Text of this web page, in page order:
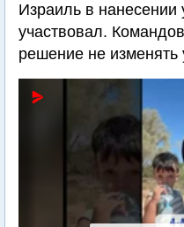
Израиль в
участвовал.
решение не изменять